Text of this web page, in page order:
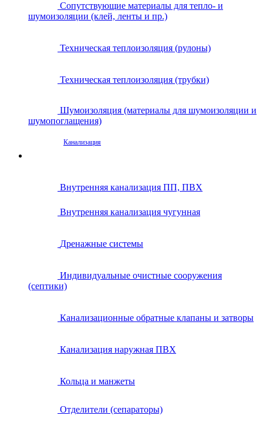
Сопутствующие материалы для тепло- и
шумоизоляции (клей, ленты и пр.)
Техническая теплоизоляция (рулоны)
Техническая теплоизоляция (трубки)
Шумоизоляция (материалы для шумоизоляции и
шумопоглащения)
Канализация
Внутренняя канализация ПП, ПВХ
Внутренняя канализация чугунная
Дренажные системы
Индивидуальные очистные сооружения
(септики)
Канализационные обратные клапаны и затворы
Канализация наружная ПВХ
Кольца и манжеты
Отделители (сепараторы)